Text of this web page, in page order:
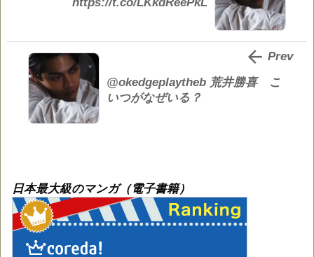
@okedgeplaytheb 荒井勝喜 こ
いつがなぜいる？
 Prev
日本最大級のマンガ（電子書籍）